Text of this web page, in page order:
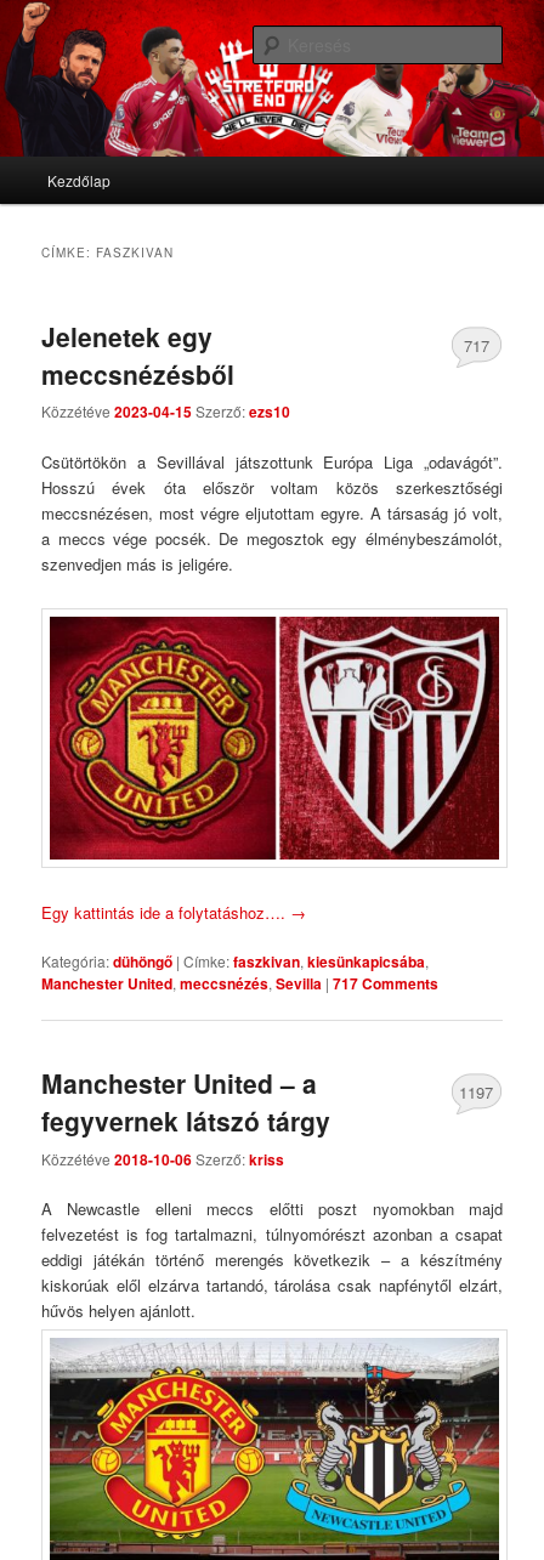
Stretford End
We'll never die
Tovább az elsődleges tartalomra
Tovább a másodlagos tartalomra
Kezdőlap
CÍMKE: FASZKIVAN
Jelenetek egy
meccsnézésből
Közzétéve2023-04-15Szerző:ezs10
717
Csütörtökön a Sevillával játszottunk Európa Liga „odavágót”.
Hosszú évek óta először voltam közös szerkesztőségi
meccsnézésen, most végre eljutottam egyre. A társaság jó volt,
a meccs vége pocsék. De megosztok egy élménybeszámolót,
szenvedjen más is jeligére.
Egy kattintás ide a folytatáshoz…. →
Kategória:dühöngő |Címke:faszkivan,kiesünkapicsába,
Manchester United,meccsnézés,Sevilla |717 Comments
Manchester United – a
fegyvernek látszó tárgy
Közzétéve2018-10-06Szerző:kriss
1197
A Newcastle elleni meccs előtti poszt nyomokban majd
felvezetést is fog tartalmazni, túlnyomórészt azonban a csapat
eddigi játékán történő merengés következik – a készítmény
kiskorúak elől elzárva tartandó, tárolása csak napfénytől elzárt,
hűvös helyen ajánlott.